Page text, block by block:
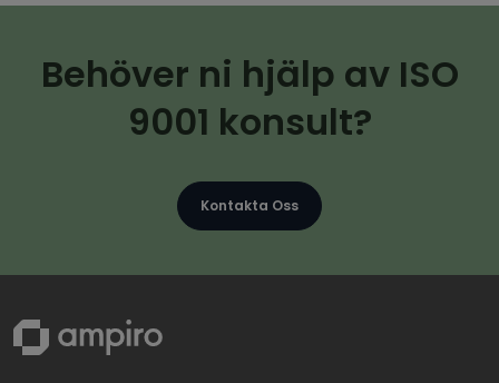
Behöver ni hjälp av ISO
9001 konsult?
Kontakta Oss